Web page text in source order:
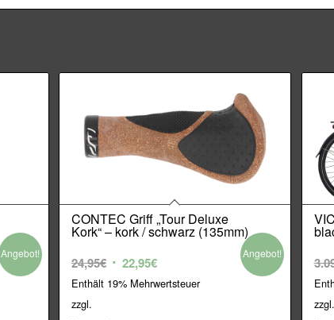
Angebot!
CONTEC Griff „Tour Deluxe
Kork“ – kork / schwarz (135mm)
24,95€ Ursprünglicher
Preis
22,95€Aktueller
Preis
Enthält 19% Mehrwertsteuer
zzgl.
Angebot!
zzgl.